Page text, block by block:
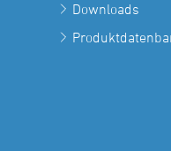
Downloads